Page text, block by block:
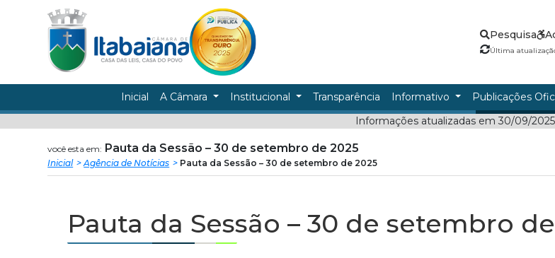
conteudo
Câmara
Municipal
de
Itabaiana
Pesquisa
Última
Inicial A Câmara Institucional Transparência Informativo Publicações
Informações atualizadas em 30/09/2025
você esta em: Pauta da Sessão – 30 de setembro de 2025
Inicial Agência de Notícias Pauta da Sessão – 30 de setembro de 2025
Pauta da Sessão – 30 de setembro